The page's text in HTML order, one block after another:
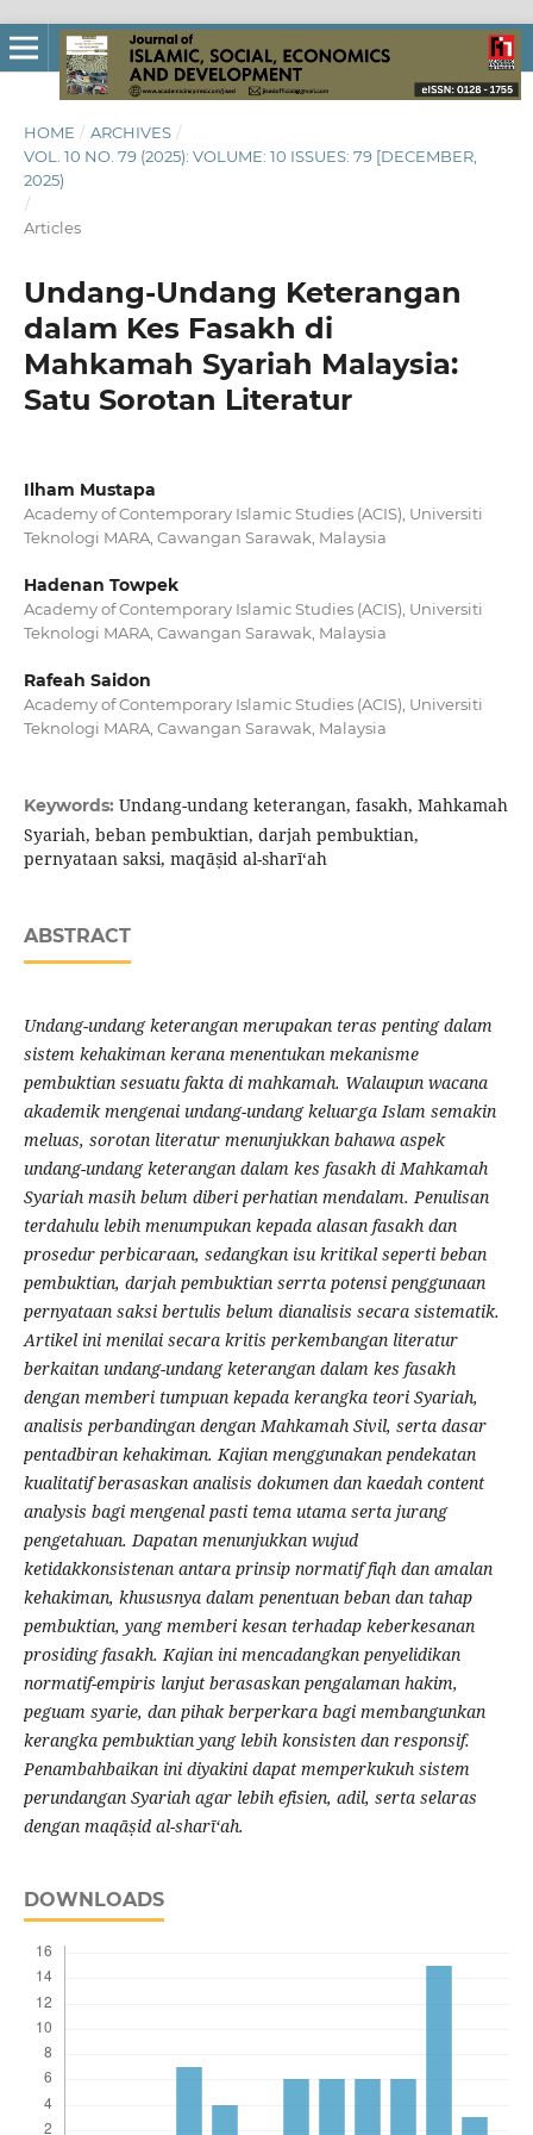
HOME / ARCHIVES /
VOL. 10 NO. 79 (2025): VOLUME: 10 ISSUES: 79 [DECEMBER,
2025)
/
Articles
Undang-Undang Keterangan
dalam Kes Fasakh di
Mahkamah Syariah Malaysia:
Satu Sorotan Literatur
Ilham Mustapa
Academy of Contemporary Islamic Studies (ACIS), Universiti
Teknologi MARA, Cawangan Sarawak, Malaysia
Hadenan Towpek
Academy of Contemporary Islamic Studies (ACIS), Universiti
Teknologi MARA, Cawangan Sarawak, Malaysia
Rafeah Saidon
Academy of Contemporary Islamic Studies (ACIS), Universiti
Teknologi MARA, Cawangan Sarawak, Malaysia
Keywords: Undang-undang keterangan, fasakh, Mahkamah
Syariah, beban pembuktian, darjah pembuktian,
pernyataan saksi, maqāṣid al-sharī‘ah
ABSTRACT
Undang-undang keterangan merupakan teras penting dalam
sistem kehakiman kerana menentukan mekanisme
pembuktian sesuatu fakta di mahkamah. Walaupun wacana
akademik mengenai undang-undang keluarga Islam semakin
meluas, sorotan literatur menunjukkan bahawa aspek
undang-undang keterangan dalam kes fasakh di Mahkamah
Syariah masih belum diberi perhatian mendalam. Penulisan
terdahulu lebih menumpukan kepada alasan fasakh dan
prosedur perbicaraan, sedangkan isu kritikal seperti beban
pembuktian, darjah pembuktian serrta potensi penggunaan
pernyataan saksi bertulis belum dianalisis secara sistematik.
Artikel ini menilai secara kritis perkembangan literatur
berkaitan undang-undang keterangan dalam kes fasakh
dengan memberi tumpuan kepada kerangka teori Syariah,
analisis perbandingan dengan Mahkamah Sivil, serta dasar
pentadbiran kehakiman. Kajian menggunakan pendekatan
kualitatif berasaskan analisis dokumen dan kaedah content
analysis bagi mengenal pasti tema utama serta jurang
pengetahuan. Dapatan menunjukkan wujud
ketidakkonsistenan antara prinsip normatif fiqh dan amalan
kehakiman, khususnya dalam penentuan beban dan tahap
pembuktian, yang memberi kesan terhadap keberkesanan
prosiding fasakh. Kajian ini mencadangkan penyelidikan
normatif-empiris lanjut berasaskan pengalaman hakim,
peguam syarie, dan pihak berperkara bagi membangunkan
kerangka pembuktian yang lebih konsisten dan responsif.
Penambahbaikan ini diyakini dapat memperkukuh sistem
perundangan Syariah agar lebih efisien, adil, serta selaras
dengan maqāṣid al-sharī‘ah.
DOWNLOADS